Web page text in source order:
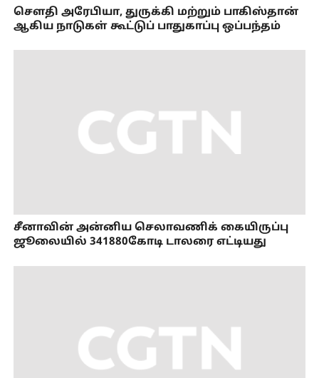
செளதி அரேபியா, துருக்கி மற்றும் பாகிஸ்தான்
ஆகிய நாடுகள் கூட்டுப் பாதுகாப்பு ஒப்பந்தம்
சீனாவின் அன்னிய செலாவணிக் கையிருப்பு
ஜூலையில் 341880கோடி டாலரை எட்டியது